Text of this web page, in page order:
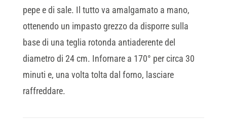
pepe e di sale. Il tutto va amalgamato a mano,
ottenendo un impasto grezzo da disporre sulla
base di una teglia rotonda antiaderente del
diametro di 24 cm. Infornare a 170° per circa 30
minuti e, una volta tolta dal forno, lasciare
raffreddare.